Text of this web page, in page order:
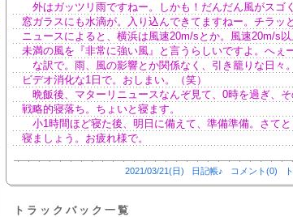
外はガッツリ雨ですねー。しかも！だんだん風がスゴ
窓ガラスにも水滴が。入り込んできてますねー。チラッ
ニュースによると、横浜は風速20m/sとか。風速20m/s
未満の風を『非常に強い風』と言うらしいですよ。へぇー
な訳で。雨、風の影響とか関係なく、引き籠りな日々
ビデオ消化な1日で。おしまい。（笑）
晩飯後、マターリニュースなんぞ見て、0時を過ぎ、そ
戦略的寝落ち。ちょいと寝ます。
小1時間ほど寝た後、明日に備えて、準備準備。さてと
寝ましょう。お疲れ様で。
2021/03/21(日) 日記帳♪ コメント(0)
トラックバック一覧